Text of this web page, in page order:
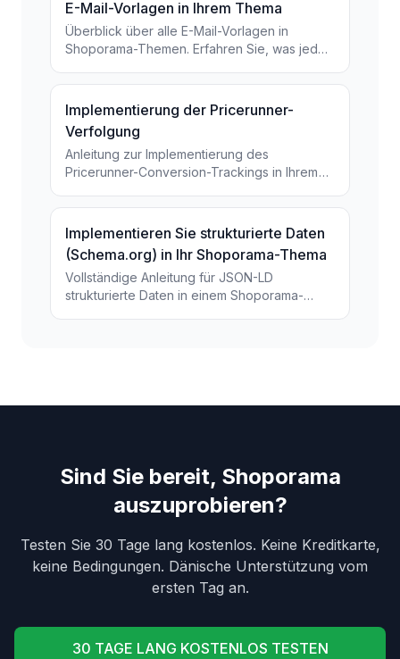
E-Mail-Vorlagen in Ihrem Thema
Überblick über alle E-Mail-Vorlagen in
Shoporama-Themen. Erfahren Sie, was jede
welche Variablen Sie...
Implementierung der Pricerunner-
Verfolgung
Anleitung zur Implementierung des
Pricerunner-Conversion-Trackings in Ihrem
Smarty-Code.
Implementieren Sie strukturierte Daten
(Schema.org) in Ihr Shoporama-Thema
Vollständige Anleitung für JSON-LD
strukturierte Daten in einem Shoporama-
Sind Sie bereit, Shoporama
auszuprobieren?
Testen Sie 30 Tage lang kostenlos. Keine Kreditkarte,
keine Bedingungen. Dänische Unterstützung vom
ersten Tag an.
30 TAGE LANG KOSTENLOS TESTEN